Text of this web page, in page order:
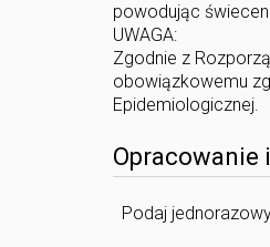
powodując
UWAGA:
Zgodnie z
obowiązkowemu
Epidemiologicznej.
Opracowanie
Podaj